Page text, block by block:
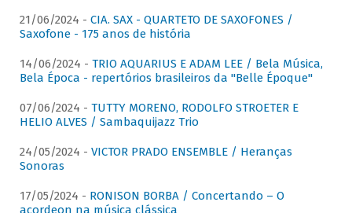
21/06/2024 - CIA. SAX - QUARTETO DE SAXOFONES /
Saxofone - 175 anos de história
14/06/2024 - TRIO AQUARIUS E ADAM LEE / Bela Música,
Bela Época - repertórios brasileiros da "Belle Époque"
07/06/2024 - TUTTY MORENO, RODOLFO STROETER E
HELIO ALVES / Sambaquijazz Trio
24/05/2024 - VICTOR PRADO ENSEMBLE / Heranças
Sonoras
17/05/2024 - RONISON BORBA / Concertando – O